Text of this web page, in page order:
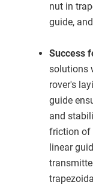
nut in
guide,
Success
solutions
rover's
guide
and
friction of
linear